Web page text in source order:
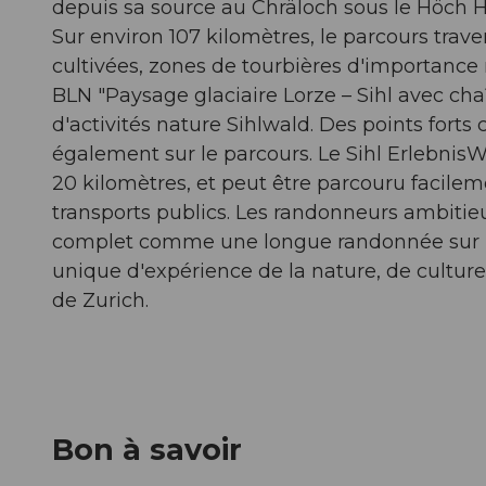
depuis sa source au Chräloch sous le
Sur environ 107 kilomètres, le parcours
cultivées, zones de tourbières
BLN "Paysage glaciaire Lorze – Sihl avec
d'activités nature Sihlwald. Des points
également sur le parcours. Le Sihl
20 kilomètres, et peut être parcouru
transports publics. Les randonneurs
complet comme une longue randonnée
unique d'expérience de la nature, de
de Zurich.
Bon à savoir